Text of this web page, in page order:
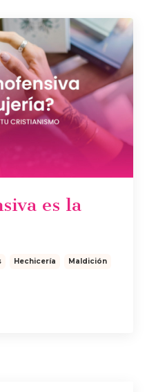
es la
Hechicería Maldición